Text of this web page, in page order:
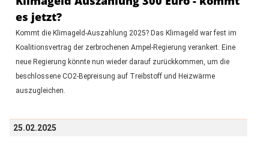
es jetzt?
Kommt die Klimageld-Auszahlung 2025? Das Klimageld war fest im
Koalitionsvertrag der zerbrochenen Ampel-Regierung verankert. Eine
neue Regierung könnte nun wieder darauf zurückkommen, um die
beschlossene CO2-Bepreisung auf Treibstoff und Heizwärme
auszugleichen.
25.02.2025